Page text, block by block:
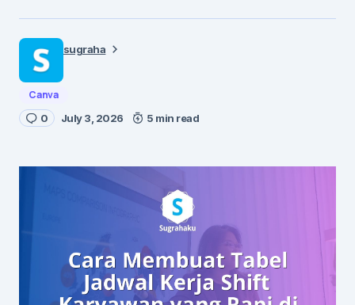
sugraha
Canva
0 July 3, 2026 5 min read